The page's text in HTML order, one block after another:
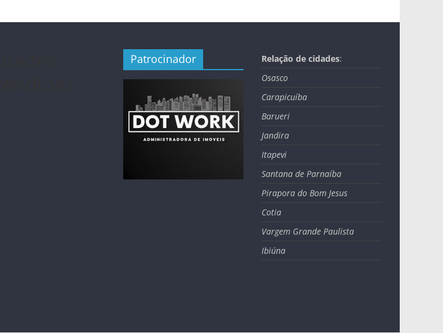
Patrocinador Relação de cidades:
Osasco
Carapicuíba
Barueri
Jandira
Itapevi
Santana de Parnaíba
Pirapora do Bom Jesus
Cotia
Vargem Grande Paulista
Ibiúna